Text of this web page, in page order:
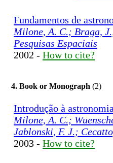
Fundamentos de
Milone, A. C.; Braga,
Pesquisas Espaciais
2002 - How to cite?
4. Book or Monograph (2)
Introdução à
Milone, A. C.;
Jablonski, F. J.;
2003 - How to cite?